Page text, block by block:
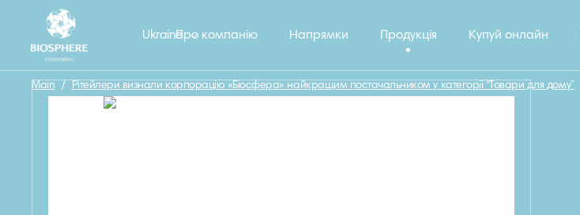
Про компанію Напрямки Продукція Купуй онлайн
Ukraine
Main / Рітейлери визнали корпорацію «Біосфера» найкращим постачальником у категорії “Товари для дому”
Назад